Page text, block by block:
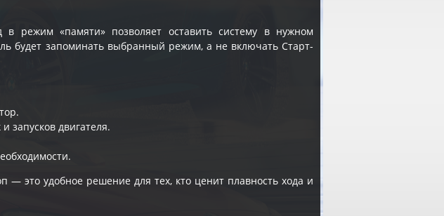
в режим «памяти» позволяет оставить систему в нужном
будет запоминать выбранный режим, а не включать Старт-
запусков двигателя.
— это удобное решение для тех, кто ценит плавность хода и